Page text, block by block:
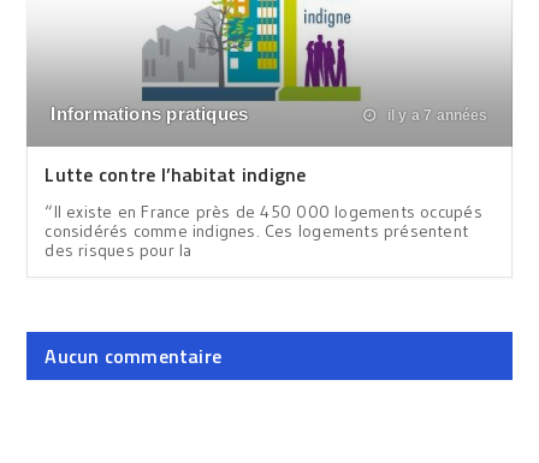
Informations pratiques il y a 7 années
Lutte contre l’habitat indigne
“Il existe en France près de 450 000 logements occupés
considérés comme indignes. Ces logements présentent
des risques pour la
Aucun commentaire